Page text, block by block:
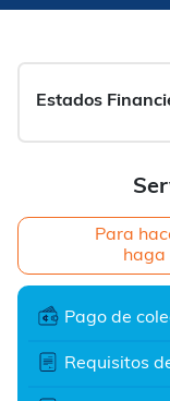
Para
haga
Pago de
Requisitos
Estados